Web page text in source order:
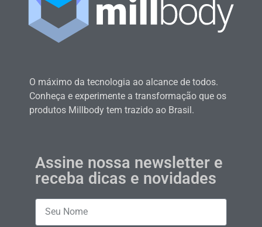
O máximo da tecnologia ao alcance de todos.
Conheça e experimente a transformação que os
produtos Millbody tem trazido ao Brasil.
Assine nossa newsletter e
receba dicas e novidades